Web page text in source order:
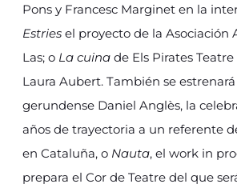
Pons y Francesc Marginet en la
Estries el proyecto de la Asociación
Las; o La cuina de Els Pirates
Laura Aubert. También se
gerundense Daniel Anglès, la
años de trayectoria a un referente
en Cataluña, o Nauta, el work in
prepara el Cor de Teatre del que